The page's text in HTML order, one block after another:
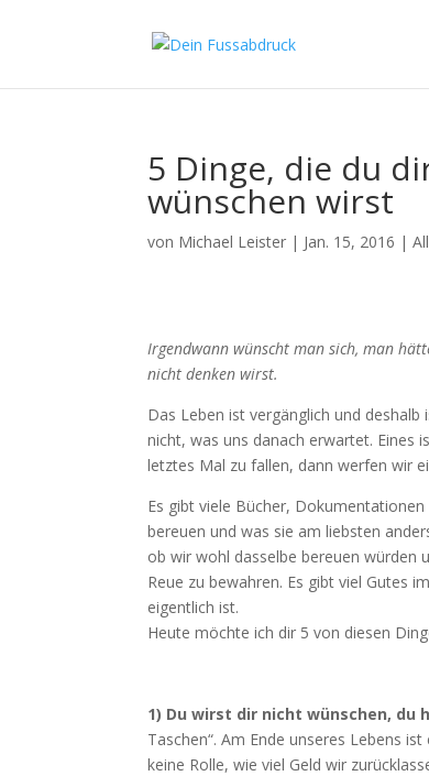
5 Dinge, die du
wünschen wirst
von Michael Leister | Jan. 15, 2016 |
Irgendwann wünscht man sich, man
nicht denken wirst.
Das Leben ist vergänglich und
nicht, was uns danach erwartet. Eines
letztes Mal zu fallen, dann werfen wir
Es gibt viele Bücher,
bereuen und was sie am liebsten
ob wir wohl dasselbe bereuen würden
Reue zu bewahren. Es gibt viel Gutes
eigentlich ist.
Heute möchte ich dir 5 von diesen
1) Du wirst dir nicht wünschen, du
Taschen“. Am Ende unseres Lebens
keine Rolle, wie viel Geld wir